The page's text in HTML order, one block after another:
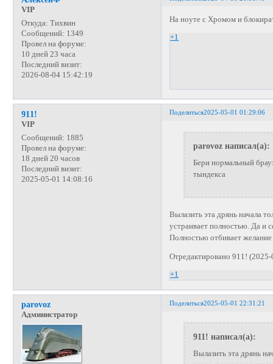
VIP
Откуда: Тихвин
Сообщений: 1349
Провел на форуме:
10 дней 23 часа
Последний визит:
2026-08-04 15:42:19
На ноуте с Хромом и
+1
Поделиться2025-05-01 01:29:06
911!
VIP
Сообщений: 1885
Провел на форуме:
18 дней 20 часов
Последний визит:
2025-05-01 14:08:16
parovoz написал(а):
Бери нормальный
тындекса
Вылазить эта дрянь начала
устраивает полностью. Да и
Полностью отбивает
Отредактировано 911!
+1
Поделиться2025-05-01 22:31:21
parovoz
Администратор
911! написал(а):
Вылазить эта дрянь